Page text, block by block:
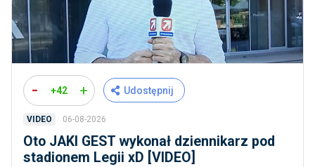
- +42 + Udostępnij
VIDEO 06-08-2026
Oto JAKI GEST wykonał dziennikarz pod
stadionem Legii xD [VIDEO]